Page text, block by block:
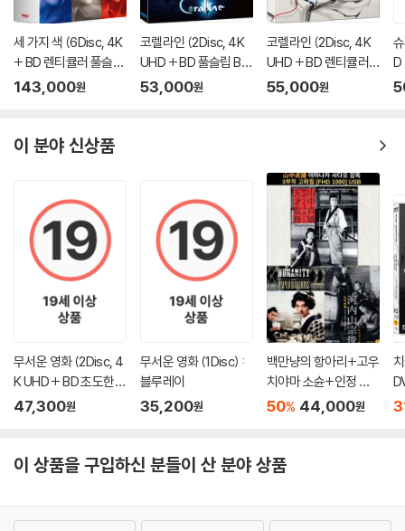
세 가지 색 (6Disc, 4K
+ BD 렌티큘러 풀슬립
트릴로지 박스 한정판)
143,000원
코렐라인 (2Disc, 4K
UHD + BD 풀슬립 B T
ype 500장 한정판) :
53,000원
코렐라인 (2Disc, 4K
UHD + BD 렌티큘러
풀슬립 A Type 700장
55,000원
D
이 분야 신상품
무서운 영화 (2Disc, 4
K UHD + BD 초도한정
슬립케이스) : 블루레
47,300원
무서운 영화 (1Disc) :
블루레이
35,200원
백만냥의 항아리+고우
치야마 소슌+인정 종
이풍선 FHD USB
50% 44,000원
이 상품을 구입하신 분들이 산 분야 상품